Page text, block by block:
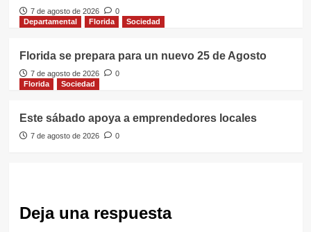
7 de agosto de 2026
0
Departamental
Florida Sociedad
Florida se prepara para un nuevo 25 de Agosto
7 de agosto de 2026
0
Florida
Sociedad
Este sábado apoya a emprendedores locales
7 de agosto de 2026 0
Deja una respuesta